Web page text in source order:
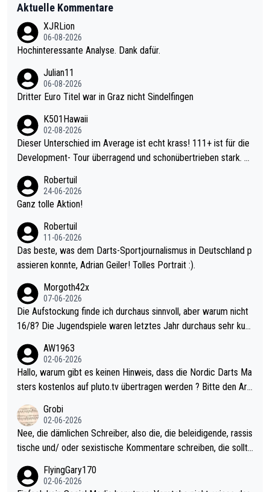
Aktuelle Kommentare
XJRLion
06-08-2026
Hochinteressante Analyse. Dank dafür.
Julian11
06-08-2026
Dritter Euro Titel war in Graz nicht Sindelfingen
K501Hawaii
02-08-2026
Dieser Unterschied im Average ist echt krass! 111+ ist für die
Development- Tour überragend und schonübertrieben stark. U
mal 40+ erst recht. Da gewinnst keinen Blumentopf - ist ja noc
h krasser wie ein Pokalspiel eines Kreisligisten vs einem Bund
Robertuil
24-06-2026
Ganz tolle Aktion!
Robertuil
11-06-2026
Das beste, was dem Darts-Sportjournalismus in Deutschland p
assieren konnte, Adrian Geiler! Tolles Portrait :).
Morgoth42x
07-06-2026
Die Aufstockung finde ich durchaus sinnvoll, aber warum nicht
16/8? Die Jugendspiele waren letztes Jahr durchaus sehr kurz
Allerdings ist Mitchell Lawrie als Nummer 1 der Welt eh qualifi
ziert. Somit ändert die automatische Qualifikation des Weltmei
sters erstmal nichts. Ich denke sie wollen damit für nächstes J
ohl wenig WDF Turniere spielen. Dies war bei Archie Self letzt
es Jahr der Fall. Er musste als amtierender Weltmeister durch
den Qualifier und ich glaube kaum, dass Mitchel sich das (in Ve
gas) antun würde, wenn er doch eigentlich die PDC-WM als Zi
el hat.
AW1963
02-06-2026
Hallo, warum gibt es keinen Hinweis, dass die Nordic Darts Ma
sters kostenlos auf pluto.tv übertragen werden ? Bitte den Arti
Grobi
02-06-2026
Nee, die dämlichen Schreiber, also die, die beleidigende, rassis
tische und/ oder sexistische Kommentare schreiben, die sollte
s Leben in den Griff kriegen. Nur eins wundert mich: Luke Little
FlyingGary170
02-06-2026